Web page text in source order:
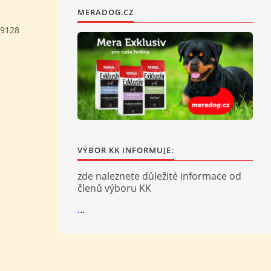
MERADOG.CZ
VÝBOR KK INFORMUJE:
zde naleznete důležité informace od
členů výboru KK
...